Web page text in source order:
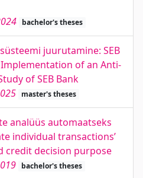
bachelor's theses
juurutamine: SEB
of an Anti-
of SEB Bank
master's theses
analüüs automaatseks
individual transactions’
credit decision purpose
bachelor's theses